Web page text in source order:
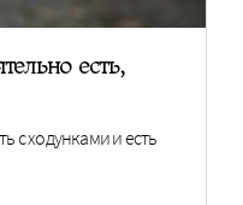
есть,
с ходунками и есть